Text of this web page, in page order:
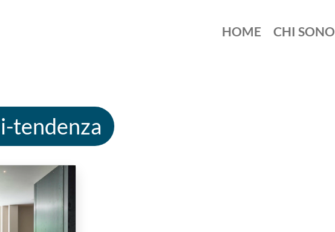
HOME CHI SONO
tendenza